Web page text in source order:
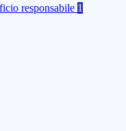
responsabile 1